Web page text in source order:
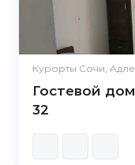
Курорты Сочи,
Гостевой
32